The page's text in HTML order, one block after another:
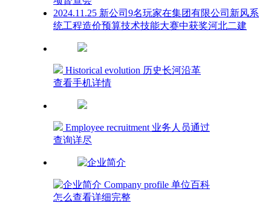
2024.11.25 新公司9名玩家在集团有限公司新风系
统工程造价预算技术技能大赛中获奖河北二建
Historical evolution 历史长河沿革
查看手机详情
Employee recruitment 业务人员通过
查询详尽
Company profile 单位百科
怎么查看详细完整